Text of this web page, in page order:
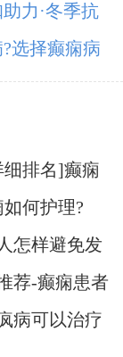
力·冬季抗
川，即可看
选择癫痫病
排名]癫痫
何护理?
怎样避免发
荐-癫痫患者
病可以治疗